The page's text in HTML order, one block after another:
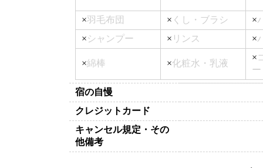
×羽毛布団 × くし・ブラシ ×
×シャンプー × リンス ×
×綿棒 ×化粧水・乳液
×
ー
宿の自慢
クレジットカード
キャンセル規定・その
他備考